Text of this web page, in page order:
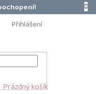
Přihlášení
NÁKUPNÍ
Prázdný košík